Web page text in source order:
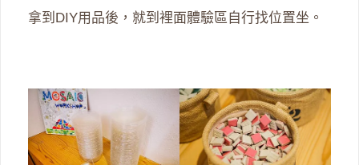
拿到DIY用品後，就到裡面體驗區自行找位置坐。